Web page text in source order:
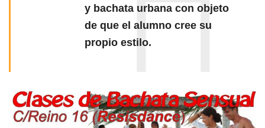
y bachata urbana con objeto
de que el alumno cree su
propio estilo.